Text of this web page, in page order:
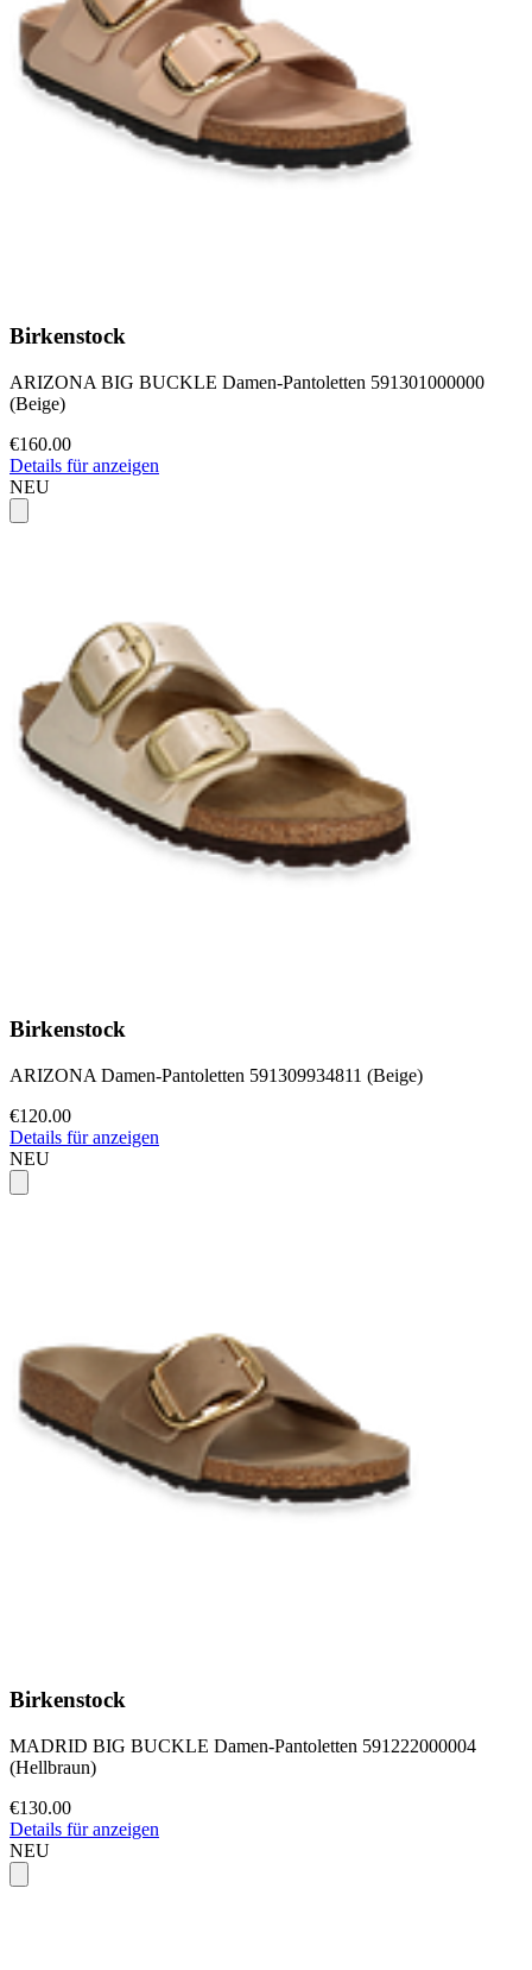
Birkenstock
ARIZONA BIG BUCKLE Damen-Pantoletten 591301000000
(Beige)
€160.00
Details für anzeigen
NEU
Birkenstock
ARIZONA Damen-Pantoletten 591309934811 (Beige)
€120.00
Details für anzeigen
NEU
Birkenstock
MADRID BIG BUCKLE Damen-Pantoletten 591222000004
(Hellbraun)
€130.00
Details für anzeigen
NEU